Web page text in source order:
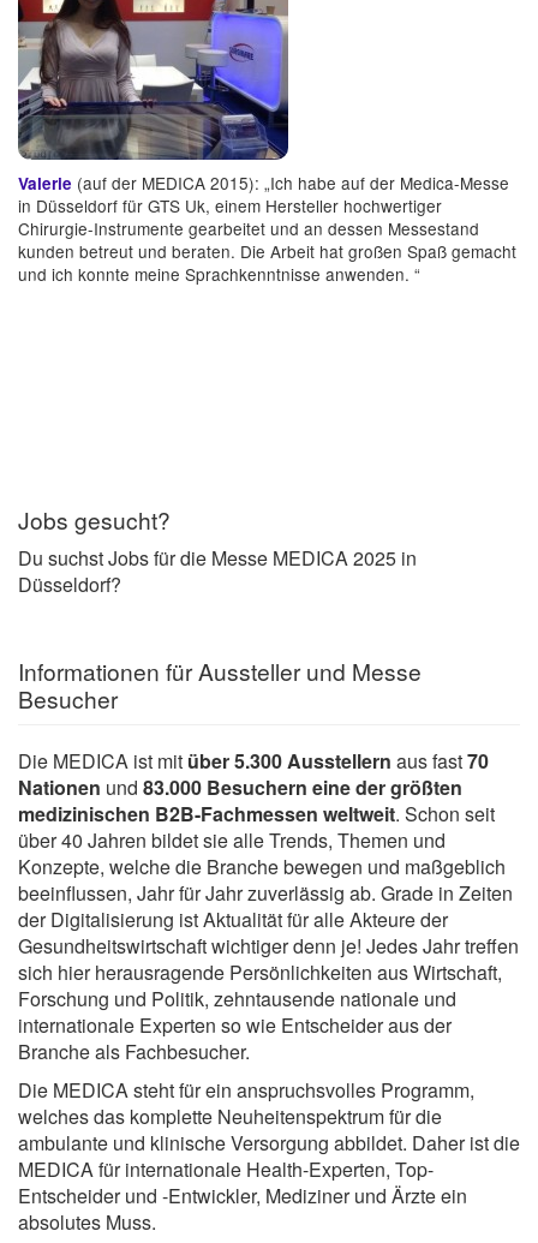
Valerie (auf der MEDICA 2015): „Ich habe auf der Medica-Messe
in Düsseldorf für GTS Uk, einem Hersteller hochwertiger
Chirurgie-Instrumente gearbeitet und an dessen Messestand
kunden betreut und beraten. Die Arbeit hat großen Spaß gemacht
und ich konnte meine Sprachkenntnisse anwenden. “
Jobs gesucht?
Du suchst Jobs für die Messe MEDICA 2025 in
Düsseldorf?
Informationen für Aussteller und Messe
Besucher
Die MEDICA ist mit über 5.300 Ausstellern aus fast70
Nationen und 83.000 Besuchern eine der größten
medizinischen B2B-Fachmessen weltweit. Schon seit
über 40 Jahren bildet sie alle Trends, Themen und
Konzepte, welche die Branche bewegen und maßgeblich
beeinflussen, Jahr für Jahr zuverlässig ab. Grade in Zeiten
der Digitalisierung ist Aktualität für alle Akteure der
Gesundheitswirtschaft wichtiger denn je! Jedes Jahr treffen
sich hier herausragende Persönlichkeiten aus Wirtschaft,
Forschung und Politik, zehntausende nationale und
internationale Experten so wie Entscheider aus der
Branche als Fachbesucher.
Die MEDICA steht für ein anspruchsvolles Programm,
welches das komplette Neuheitenspektrum für die
ambulante und klinische Versorgung abbildet. Daher ist die
MEDICA für internationale Health-Experten, Top-
Entscheider und -Entwickler, Mediziner und Ärzte ein
absolutes Muss.